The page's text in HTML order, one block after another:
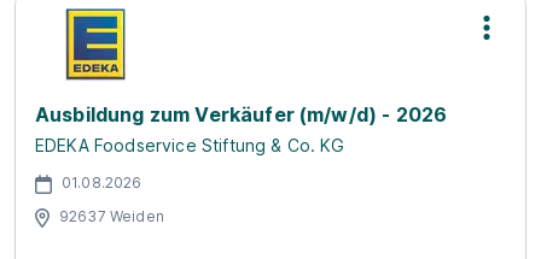
Ausbildung zum Verkäufer (m/w/d) - 2026
EDEKA Foodservice Stiftung & Co. KG
01.08.2026
92637 Weiden